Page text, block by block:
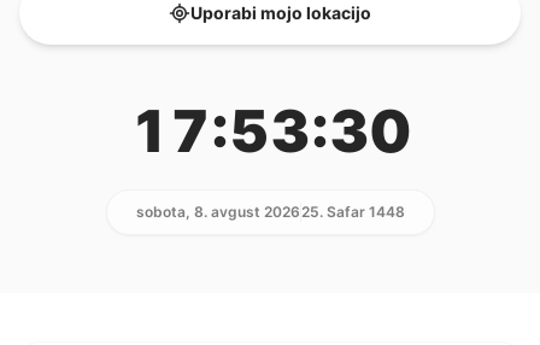
Uporabi mojo lokacijo
17:53:30
sobota, 8. avgust 202625. Safar 1448